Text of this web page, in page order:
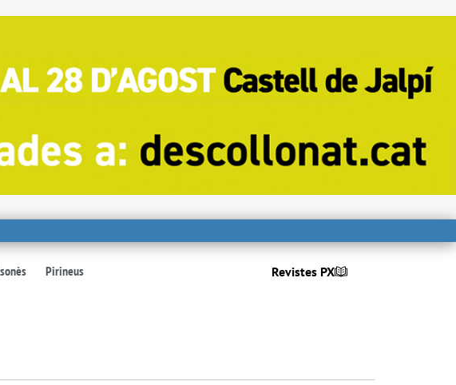
Pirineus Revistes PX